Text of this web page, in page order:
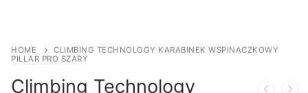
HOME
CLIMBING TECHNOLOGY KARABINEK WSPINACZKOWY
PILLAR PRO SZARY
Climbing Technology